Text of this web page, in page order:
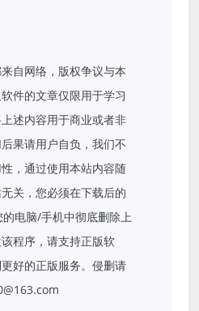
自网络，版权争议与本
件的文章仅限用于学习
述内容用于商业或者非
果请用户自负，我们不
，通过使用本站内容随
关，您必须在下载后的
电脑/手机中彻底删除上
程序，请支持正版软
好的正版服务。侵删请